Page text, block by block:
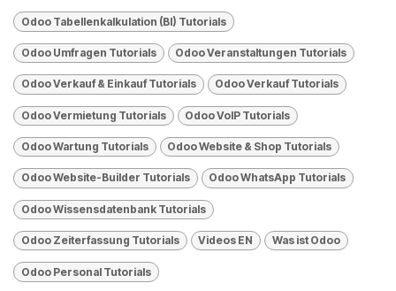
Odoo Tabellenkalkulation (BI) Tutorials
Odoo Umfragen Tutorials Odoo Veranstaltungen Tutorials
Odoo Verkauf & Einkauf Tutorials Odoo Verkauf Tutorials
Odoo Vermietung Tutorials Odoo VolP Tutorials
Odoo Wartung Tutorials Odoo Website & Shop Tutorials
Odoo Website-Builder Tutorials Odoo WhatsApp Tutorials
Odoo Wissensdatenbank Tutorials
Odoo Zeiterfassung Tutorials Videos EN Was ist Odoo
​Odoo Personal Tutorials